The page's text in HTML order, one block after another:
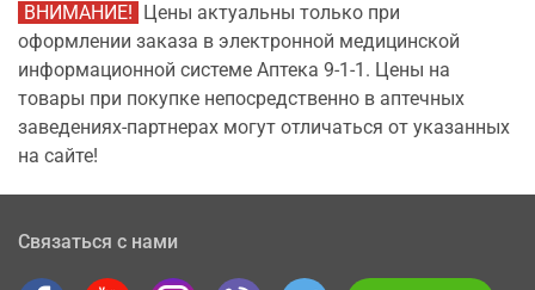
ВНИМАНИЕ! Цены актуальны только при
оформлении заказа в электронной медицинской
информационной системе Аптека 9-1-1. Цены на
товары при покупке непосредственно в аптечных
заведениях-партнерах могут отличаться от указанных
на сайте!
Связаться с нами